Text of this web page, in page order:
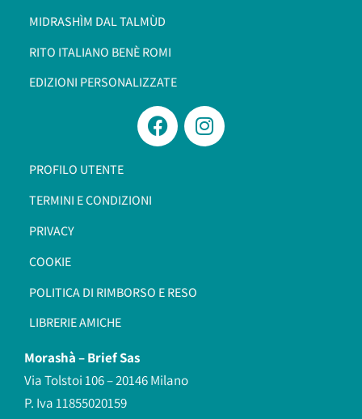
MIDRASHÌM DAL TALMÙD
RITO ITALIANO BENÈ ROMI​
EDIZIONI PERSONALIZZATE
PROFILO UTENTE
TERMINI E CONDIZIONI
PRIVACY
COOKIE
POLITICA DI RIMBORSO E RESO
LIBRERIE AMICHE
Morashà –Brief Sas
Via Tolstoi 106 – 20146 Milano
P. Iva 11855020159